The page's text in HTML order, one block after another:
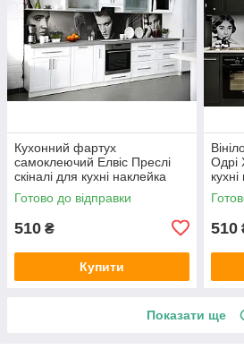
Кухонний фартух
самоклеючий Елвіс Преслі
скіналі для кухні наклейка
ПВХ ретро співаки сірий
600х2000 мм
Готово до відправки
510 ₴
Купити
Одрі
510
Показати ще